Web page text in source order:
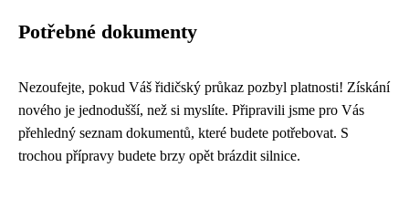
Potřebné dokumenty
Nezoufejte, pokud Váš řidičský průkaz pozbyl platnosti! Získání
nového je jednodušší, než si myslíte. Připravili jsme pro Vás
přehledný seznam dokumentů, které budete potřebovat. S
trochou přípravy budete brzy opět brázdit silnice.